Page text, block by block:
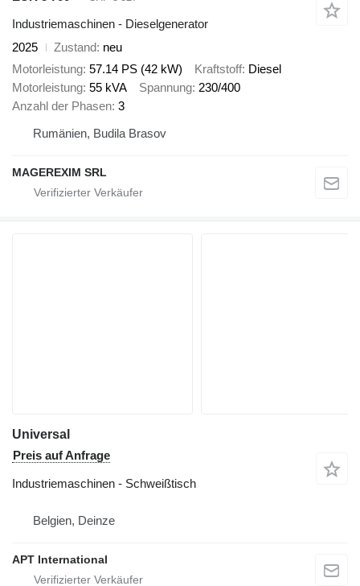
Industriemaschinen - Dieselgenerator
2025
Zustand neu
Motorleistung 57.14 PS (42 kW) Kraftstoff Diesel
Motorleistung 55 kVA Spannung 230/400
Anzahl der Phasen 3
Rumänien, Budila Brasov
MAGEREXIM SRL
Universal
Preis auf Anfrage
Industriemaschinen - Schweißtisch
Belgien, Deinze
APT International